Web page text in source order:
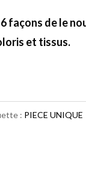
6 façons de le
et tissus.
: PIECE UNIQUE